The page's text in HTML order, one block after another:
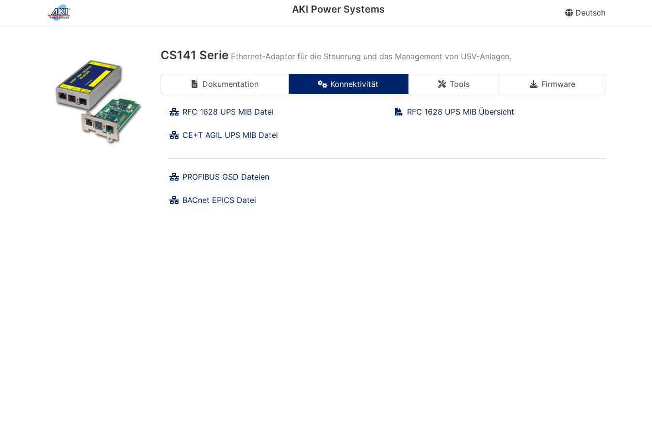
AKI Power Systems Deutsch
CS141 Serie Ethernet-Adapter für die Steuerung und das Management von USV-Anlagen.
Dokumentation Konnektivität Tools Firmware
RFC 1628 UPS MIB Datei RFC 1628 UPS MIB Übersicht
CE+T AGIL UPS MIB Datei
PROFIBUS GSD Dateien
BACnet EPICS Datei